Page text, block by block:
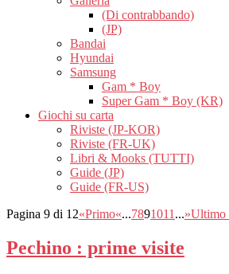
(Di contrabbando)
(JP)
Bandai
Hyundai
Samsung
Gam * Boy
Super Gam * Boy (KR)
Giochi su carta
Riviste (JP-KOR)
Riviste (FR-UK)
Libri & Mooks (TUTTI)
Guide (JP)
Guide (FR-US)
Pagina 9 di 12«Primo«...7891011 ...»Ultimo
Pechino : prime visite